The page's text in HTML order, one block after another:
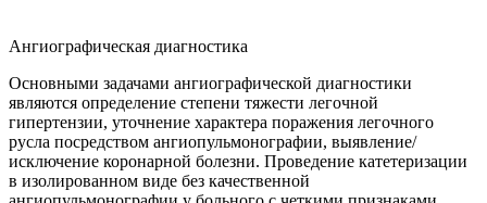
Ангиографическая диагностика
Основными задачами ангиографической диагностики
являются определение степени тяжести легочной
гипертензии, уточнение характера поражения легочного
русла посредством ангиопульмонографии, выявление/
исключение коронарной болезни. Проведение катетеризации
в изолированном виде без качественной